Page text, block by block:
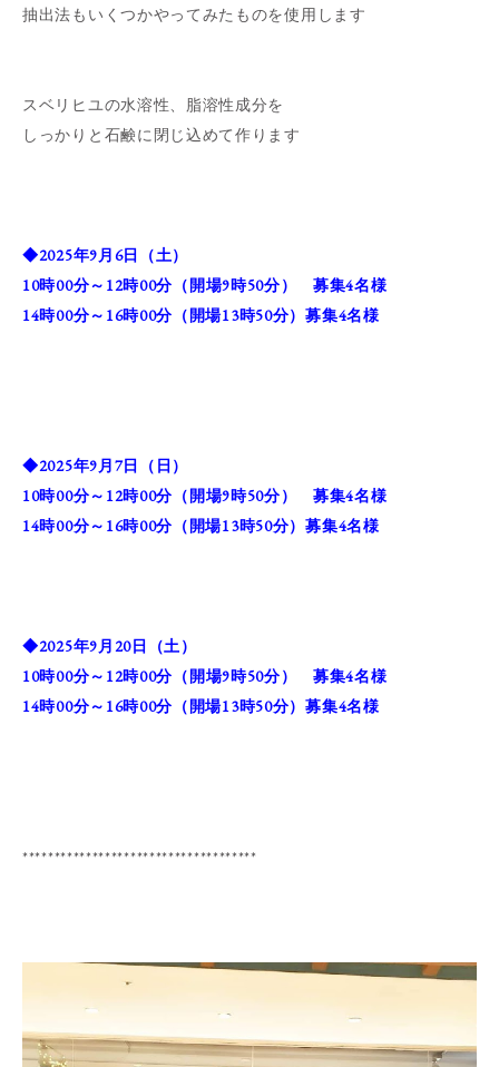
抽出法もいくつかやってみたものを使用します
スベリヒユの水溶性、脂溶性成分を
しっかりと石鹸に閉じ込めて作ります
◆2025年9月6日（土）
10時00分～12時00分（開場9時50分） 募集4名様
14時00分～16時00分（開場13時50分）募集4名様
◆2025年9月7日（日）
10時00分～12時00分（開場9時50分） 募集4名様
14時00分～16時00分（開場13時50分）募集4名様
◆2025年9月20日（土）
10時00分～12時00分（開場9時50分） 募集4名様
14時00分～16時00分（開場13時50分）募集4名様
*************************************